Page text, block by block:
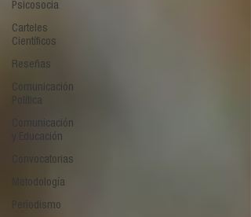
Psicosocia
Carteles
Científicos
Reseñas
Comunicación
Política
Comunicación
y Educación
Convocatorias
Metodología
Periodismo